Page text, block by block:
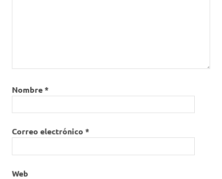
Nombre*
Correo electrónico *
Web